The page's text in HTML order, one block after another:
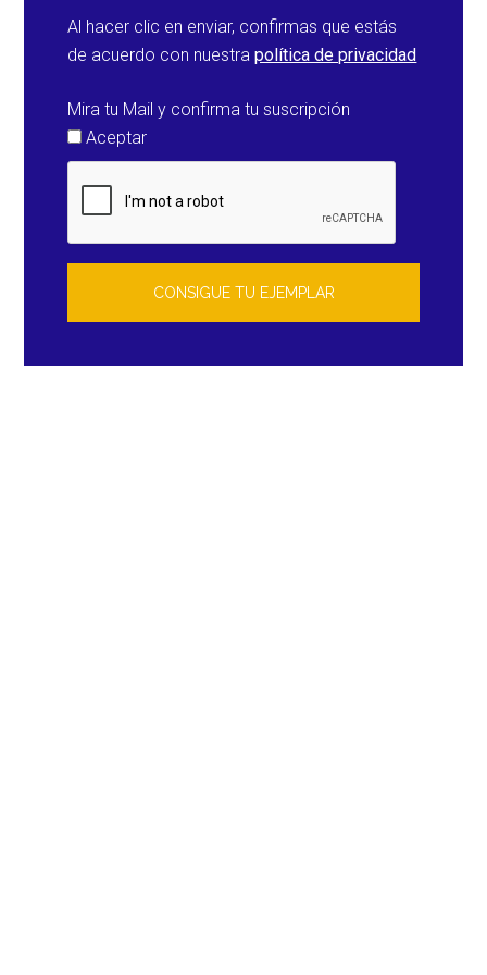
Al hacer clic en enviar, confirmas que estás
de acuerdo con nuestrapolítica de privacidad
Mira tu Mail y confirma tu suscripción
Aceptar